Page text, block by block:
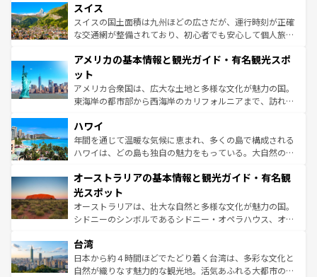
れる地方に足を運ぶとそれぞれで全く異なる文化を体験で
きるだろう。 なお、新着のフランス情報はコンテンツ一覧
を参照してほしい。
は、お酒好きな人にはぜひ体験してほしい。 なお、新着の
ドイツ情報はコンテンツ一覧を参照してほしい。
リアごとに異なる魅力がある。また、優雅なアフタヌーン
ティー、ビール好きにはたまらない英国パブ、サッカー観
戦など、本場だからこそできる体験も豊富。イギリスを旅
ンツ一覧を参照してほしい。
スイス
スイスの国土面積は九州ほどの広さだが、運行時刻が正確
な交通網が整備されており、初心者でも安心して個人旅行
の建物がそのまま残る町や、スイスならではのユニークな
博物館もあり、アルプス観光だけでなく町歩きも満喫する
ことができる。国民の所得が高いため物価も高いが、旅行
者向けの交通パス提供のサービスもあり、うまく活用すれ
着のスイス情報は
アメリカの基本情報と観光ガイド・有名観光スポ
ット
アメリカ合衆国は、広大な土地と多様な文化が魅力の国。
東海岸の都市部から西海岸のカリフォルニアまで、訪れる
のような巨大都市は、観光、ショッピング、エンターテイ
ンメントが詰まった刺激的なスポットだ。一方、アメリカ
西部には大自然が広がり、グランドキャニオンやイエロー
部のニューオーリンズでは、音楽と美食が融合した独特の
文化が魅力。旅行者はアメリカの各地域で異なる魅力を楽
しみながら、その多様性と豊かな歴史を感じることができ
るだろう。車でのロードトリップや列車の旅も、アメリカ
情報は
ハワイ
年間を通じて温暖な気候に恵まれ、多くの島で構成される
ハワイは、どの島も独自の魅力をもっている。大自然の神
ワイ島は見逃せない。また、定番の観光地といえばオアフ
島だが、静かな自然を求めるならマウイ島やカウアイ島が
おすすめ。エメラルドグリーンに輝く海をはじめ、豊かな
文化や歴史が息づいている。「アロハスピリット」と呼ば
人々、おいしいローカルフードやハワイアンミュージッ
ク、伝統的なフラダンスなど、すべてがハワイの魅力を彩
っている。訪れるたびに新しい発見と感動が待っているハ
オーストラリアの基本情報と観光ガイド・有名観
光スポット
オーストラリアは、壮大な自然と多様な文化が魅力の国。
シドニーのシンボルであるシドニー・オペラハウス、オー
リアリーフや大陸中央部にそびえるウルル（エアーズロッ
ク）、タスマニアの美しい原生林やケアンズの熱帯雨林な
ど、見どころがたくさん。また、カフェやワイン、オージ
台湾
日本から約４時間ほどでたどり着く台湾は、多彩な文化と
自然が織りなす魅力的な観光地。活気あふれる大都市の台